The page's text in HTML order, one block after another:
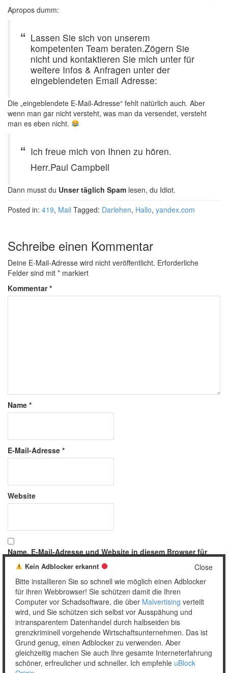
Apropos dumm:
Lassen Sie sich von unserem
kompetenten Team beraten.Zögern Sie
nicht und kontaktieren Sie mich unter für
weitere Infos & Anfragen unter der
eingeblendeten Email Adresse:
Die „eingeblendete E-Mail-Adresse“ fehlt natürlich auch. Aber
wenn man gar nicht versteht, was man da versendet, versteht
man es eben nicht.
Ich freue mich von Ihnen zu hören.
Herr.Paul Campbell
Dann musst du Unser täglich Spam lesen, du Idiot.
Posted in: 419, Mail Tagged: Darlehen, Hallo, yandex.com
Schreibe einen Kommentar
Deine E-Mail-Adresse wird nicht veröffentlicht. Erforderliche
Felder sind mit * markiert
Kommentar*
Name *
E-Mail-Adresse *
Website
Name, E-Mail-Adresse und Website in diesem Browser für
meinen nächsten Kommentar speichern.
Copyright © 2026 Unser täglich Spam.
MobileWordPress Theme by themehall.com
Close
Kein Adblocker erkannt
Bitte installieren Sie so schnell wie möglich einen Adblocker
für ihren Webbrowser! Sie schützen damit die Ihren
Computer vor Schadsoftware, die über Malvertising verteilt
wird, und Sie schützen sich selbst vor Ausspähung und
intransparentem Datenhandel durch halbseiden bis
grenzkriminell vorgehende Wirtschaftsunternehmen. Das ist
Grund genug, einen Adblocker zu verwenden. Aber
gleichzeitig machen Sie auch Ihre gesamte Interneterfahrung
schöner, erfreulicher und schneller. Ich empfehle uBlock